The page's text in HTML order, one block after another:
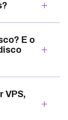
E o
VPS,